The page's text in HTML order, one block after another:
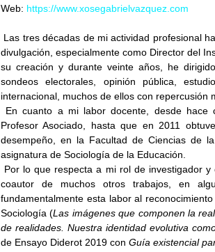
Web: https://www.xosegabrielvazquez.com
divulgación, especialmente como Director del
su creación y durante veinte años, he
sondeos electorales, opinión pública,
internacional, muchos de ellos con repercusión
Profesor Asociado, hasta que en 2011
desempeño, en la Facultad de Ciencias de
asignatura de Sociología de la Educación.
coautor de muchos otros trabajos, en
fundamentalmente esta labor al
Sociología (Las imágenes que componen la
de realidades. Nuestra identidad evolutiva
de Ensayo Diderot 2019 con Guía existencial